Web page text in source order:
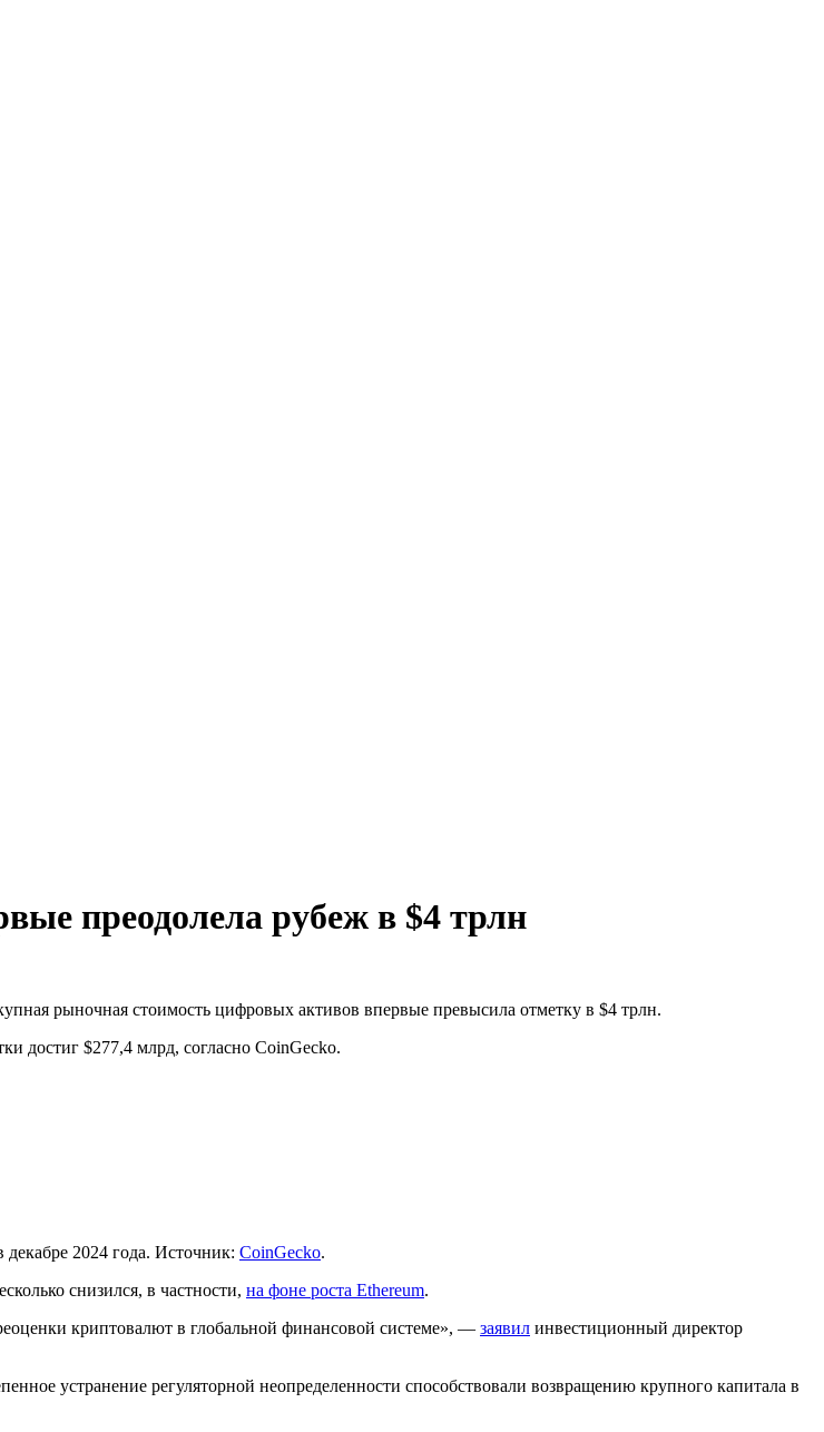
преодолела рубеж в $4 трлн
рыночная стоимость цифровых активов впервые превысила отметку в $4 трлн.
достиг $277,4 млрд, согласно CoinGecko.
2024 года. Источник: CoinGecko.
снизился, в частности, на фоне роста Ethereum.
криптовалют в глобальной финансовой системе», — заявил инвестиционный директор
устранение регуляторной неопределенности способствовали возвращению крупного капитала в